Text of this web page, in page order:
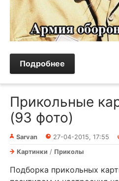
Подробнее
Прикольные
(93 фото)
Sarvan 27-04-2015, 17:55
Картинки / Приколы
Подборка прикольных